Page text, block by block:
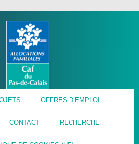
OFFRES D’EMPLOI
CONTACT RECHERCHE